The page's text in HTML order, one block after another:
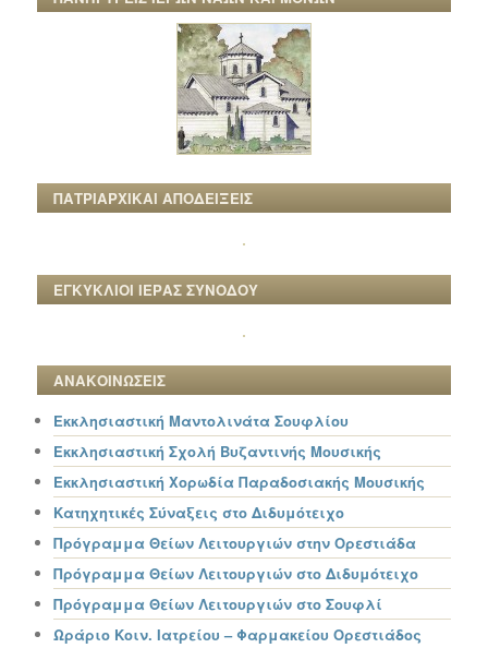
ΠΑΤΡΙΑΡΧΙΚΑΙ ΑΠΟΔΕΙΞΕΙΣ
ΕΓΚΥΚΛΙΟΙ ΙΕΡΑΣ ΣΥΝΟΔΟΥ
ΑΝΑΚΟΙΝΩΣΕΙΣ
Εκκλησιαστική Μαντολινάτα Σουφλίου
Εκκλησιαστική Σχολή Βυζαντινής Μουσικής
Εκκλησιαστική Χορωδία Παραδοσιακής Μουσικής
Κατηχητικές Σύναξεις στο Διδυμότειχο
Πρόγραμμα Θείων Λειτουργιών στην Ορεστιάδα
Πρόγραμμα Θείων Λειτουργιών στο Διδυμότειχο
Πρόγραμμα Θείων Λειτουργιών στο Σουφλί
Ωράριο Κοιν. Ιατρείου – Φαρμακείου Ορεστιάδος